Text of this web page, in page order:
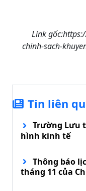
Link
chinh-sach-
Tin liên
Trường Lưu
hình kinh tế
Thông báo
tháng 11 của